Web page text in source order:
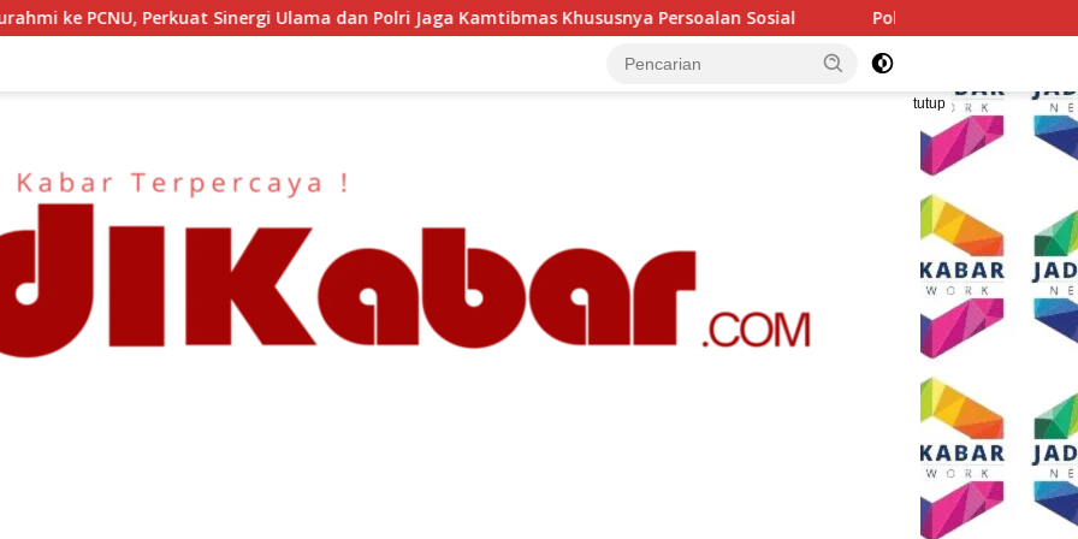
dan Polri Jaga Kamtibmas Khususnya Persoalan Sosial Polresta Malang Kota Gelar Makan Bersama dan
tutup